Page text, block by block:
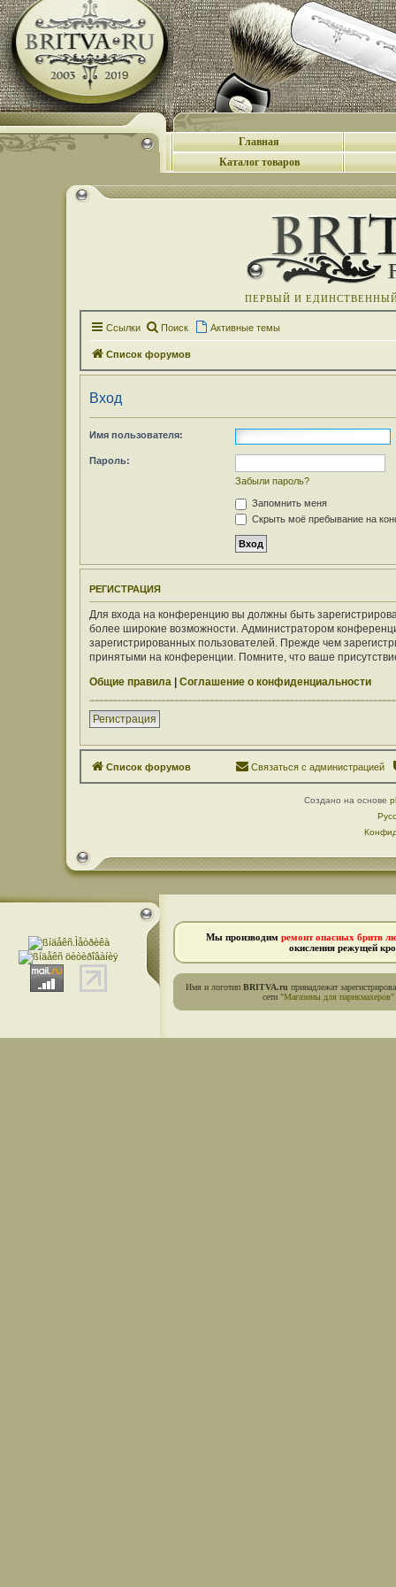
Главная
Каталог товаров
ПЕРВЫЙ И
Ссылки Поиск Активные темы
Список форумов
Вход
Имя пользователя:
Пароль:
Забыли пароль?
Запомнить меня
Скрыть моё пребывание на
РЕГИСТРАЦИЯ
Для входа на конференцию вы должны быть
более широкие возможности. Администратором
зарегистрированных пользователей. Прежде чем
принятыми на конференции. Помните, что ваше
Общие правила | Соглашение о конфиденциальности
Регистрация
Список форумов Связаться с администрацией
Создано на основе
Мы производим ремонт опасных бритв
окисления режущей
Имя и логотип BRITVA.ru принадлежат
сети "Магазины для парикмахеров"